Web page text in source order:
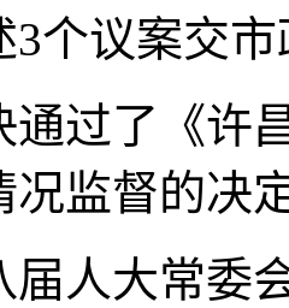
3个议案交
通过了《许
况监督的决
届人大常委